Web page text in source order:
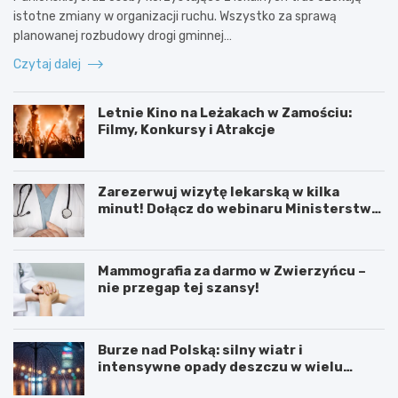
istotne zmiany w organizacji ruchu. Wszystko za sprawą
planowanej rozbudowy drogi gminnej…
Czytaj dalej
Letnie Kino na Leżakach w Zamościu:
Filmy, Konkursy i Atrakcje
Zarezerwuj wizytę lekarską w kilka
minut! Dołącz do webinaru Ministerstwa
Mammografia za darmo w Zwierzyńcu –
nie przegap tej szansy!
Burze nad Polską: silny wiatr i
intensywne opady deszczu w wielu
W
L